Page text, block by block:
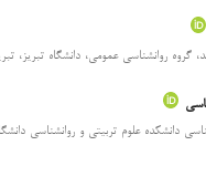
گروه روانشناسی عمومی، دانشگاه تبریز،
دانشکده علوم تربیتی و روانشناسی